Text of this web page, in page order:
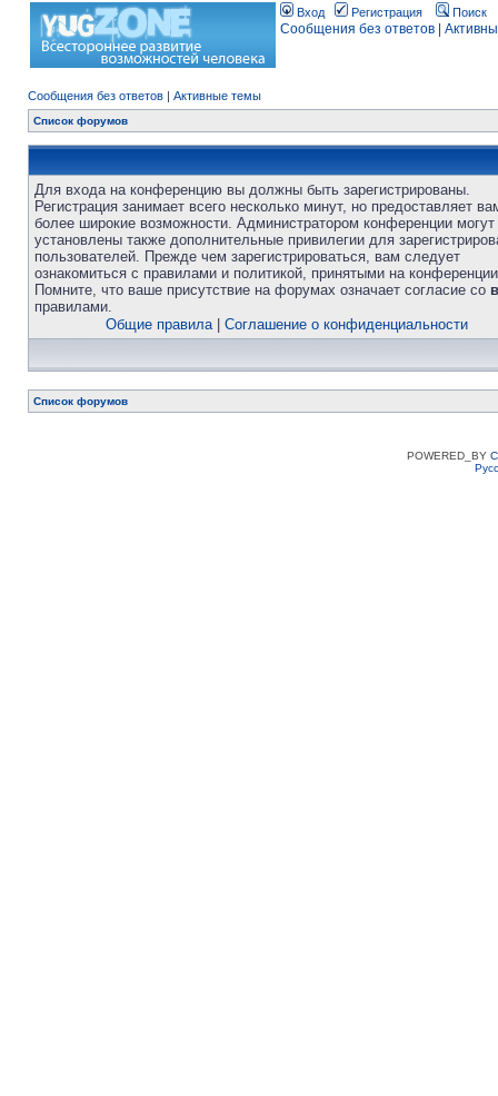
Вход Регистрация Поиск
Сообщения без ответов
Сообщения без ответов | Активные темы
Список форумов
Для входа на конференцию вы должны быть зарегистрированы.
Регистрация занимает всего несколько минут, но предоставляет
более широкие возможности. Администратором конференции
установлены также дополнительные привилегии для
пользователей. Прежде чем зарегистрироваться, вам следует
ознакомиться с правилами и политикой, принятыми на
Помните, что ваше присутствие на форумах означает согласие со
правилами.
Общие правила| Соглашение о конфиденциальности
Список форумов
POWERED_BY